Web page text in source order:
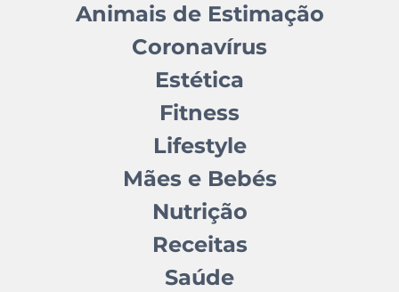
Animais de Estimação
Coronavírus
Estética
Fitness
Lifestyle
Mães e Bebés
Nutrição
Receitas
Saúde